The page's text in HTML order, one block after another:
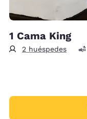
1 Cama King
2 huéspedes